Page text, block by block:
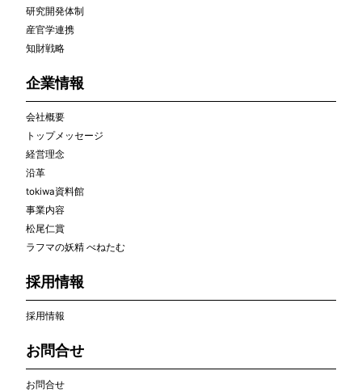
研究開発体制
産官学連携
知財戦略
企業情報
会社概要
トップメッセージ
経営理念
沿革
tokiwa資料館
事業内容
松尾仁賞
ラフマの妖精 べねたむ
採用情報
採用情報
お問合せ
お問合せ